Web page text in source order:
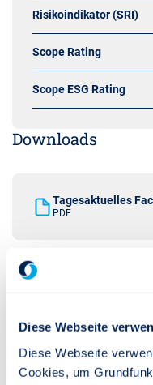
Diese Webseite
Diese Webseite
Cookies, um
Risikoindikator (SRI)
Scope Rating
Scope ESG Rating
Downloads
Tagesaktuelles
PDF
Halbjahresbericht
PDF